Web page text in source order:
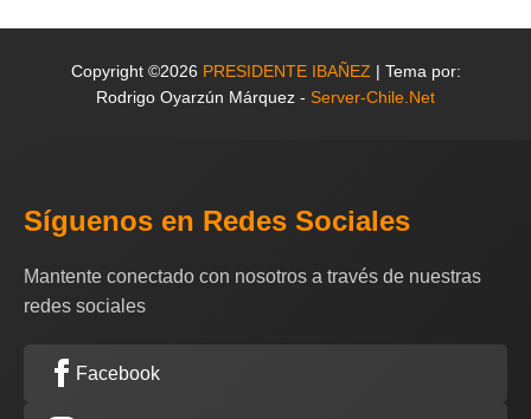
Copyright ©2026 PRESIDENTE IBAÑEZ | Tema por:
Rodrigo Oyarzún Márquez - Server-Chile.Net
Síguenos en Redes Sociales
Mantente conectado con nosotros a través de nuestras
redes sociales
Facebook